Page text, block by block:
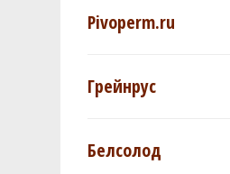
Pivoperm.ru
Грейнрус
Белсолод